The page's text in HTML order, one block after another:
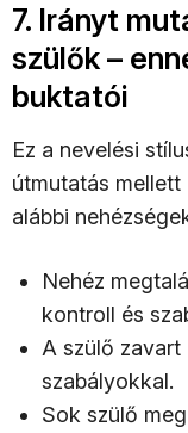
7. Irányt
szülők –
buktatói
Ez a nevelési
útmutatás
alábbi
Nehéz
kontroll és
A szülő
szabályokkal.
Sok szülő